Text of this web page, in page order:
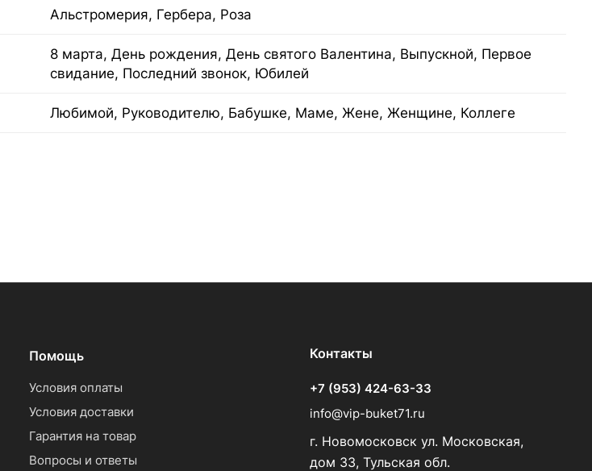
Альстромерия, Гербера, Роза
8 марта, День рождения, День святого Валентина, Выпускной, Первое
свидание, Последний звонок, Юбилей
Любимой, Руководителю, Бабушке, Маме, Жене, Женщине, Коллеге
Помощь
Условия оплаты
Условия доставки
Гарантия на товар
Вопросы и ответы
Контакты
+7 (953) 424-63-33
info@vip-buket71.ru
г. Новомосковск ул. Московская,
дом 33, Тульская обл.